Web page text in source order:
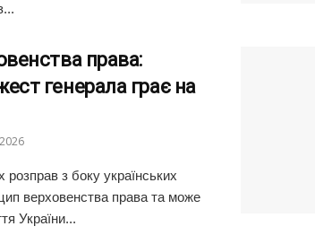
права:
генерала грає на
розправ з боку українських
верховенства права та може
України...